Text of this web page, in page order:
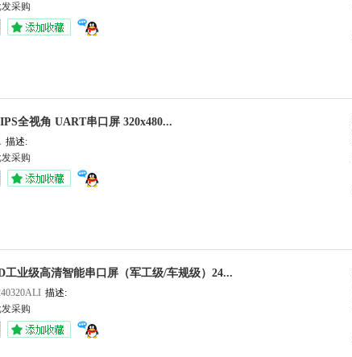
采购
全视角 UART串口屏 320x480...
描述:
采购
工业级高清智能串口屏（军工级/车规级）24...
描述:
采购